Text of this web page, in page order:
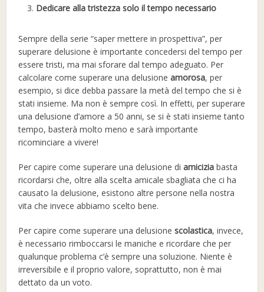
Dedicare alla tristezza solo il tempo necessario
Sempre della serie “saper mettere in prospettiva”, per
superare delusione è importante concedersi del tempo per
essere tristi, ma mai sforare dal tempo adeguato. Per
calcolare come superare una delusioneamorosa, per
esempio, si dice debba passare la metà del tempo che si è
stati insieme. Ma non è sempre così. In effetti, per superare
una delusione d’amore a 50 anni, se si è stati insieme tanto
tempo, basterà molto meno e sarà importante
ricominciare a vivere!
Per capire come superare una delusione diamicizia basta
ricordarsi che, oltre alla scelta amicale sbagliata che ci ha
causato la delusione, esistono altre persone nella nostra
vita che invece abbiamo scelto bene.
Per capire come superare una delusionescolastica, invece,
è necessario rimboccarsi le maniche e ricordare che per
qualunque problema c’è sempre una soluzione. Niente è
irreversibile e il proprio valore, soprattutto, non è mai
dettato da un voto.